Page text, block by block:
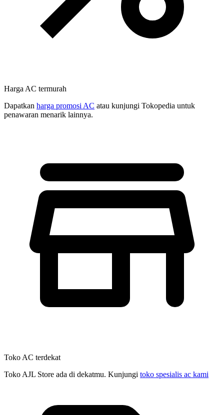
Harga AC termurah
Dapatkan harga promosi AC atau kunjungi Tokopedia untuk
penawaran menarik lainnya.
Toko AC terdekat
Toko AJL Store ada di dekatmu. Kunjungi toko spesialis ac kami